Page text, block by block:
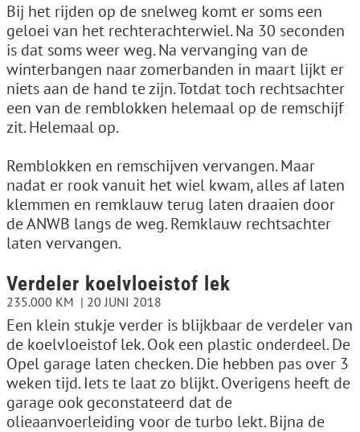
Bij het rijden op de snelweg komt er soms een
geloei van het rechterachterwiel. Na 30 seconden
is dat soms weer weg. Na vervanging van de
winterbangen naar zomerbanden in maart lijkt er
niets aan de hand te zijn. Totdat toch rechtsachter
een van de remblokken helemaal op de remschijf
zit. Helemaal op.
Remblokken en remschijven vervangen. Maar
nadat er rook vanuit het wiel kwam, alles af laten
klemmen en remklauw terug laten draaien door
de ANWB langs de weg. Remklauw rechtsachter
laten vervangen.
Verdeler koelvloeistof lek
235.000 KM 20 JUNI 2018
Een klein stukje verder is blijkbaar de verdeler van
de koelvloeistof lek. Ook een plastic onderdeel. De
Opel garage laten checken. Die hebben pas over 3
weken tijd. Iets te laat zo blijkt. Overigens heeft de
garage ook geconstateerd dat de
olieaanvoerleiding voor de turbo lekt. Bijna de